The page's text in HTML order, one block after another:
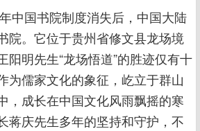
中国书院制度消失后，中国大陆
院。它位于贵州省修文县龙场境
阳明先生“龙场悟道”的胜迹仅有十
为儒家文化的象征，屹立于群山
，成长在中国文化风雨飘摇的寒
蒋庆先生多年的坚持和守护，不